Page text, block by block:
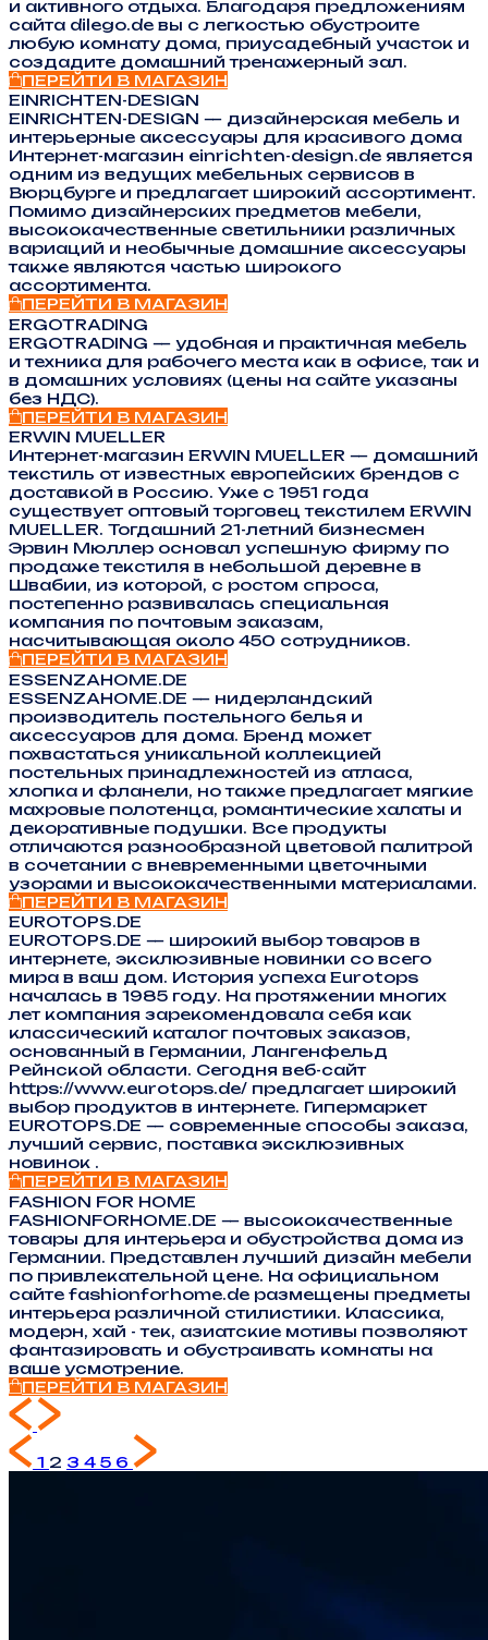
и активного отдыха. Благодаря предложениям
сайта dilego.de вы с легкостью обустроите
любую комнату дома, приусадебный участок и
создадите домашний тренажерный зал.
ПЕРЕЙТИ В МАГАЗИН
EINRICHTEN-DESIGN
EINRICHTEN-DESIGN — дизайнерская мебель и
интерьерные аксессуары для красивого дома
Интернет-магазин einrichten-design.de является
одним из ведущих мебельных сервисов в
Вюрцбурге и предлагает широкий ассортимент.
Помимо дизайнерских предметов мебели,
высококачественные светильники различных
вариаций и необычные домашние аксессуары
также являются частью широкого
ассортимента.
ПЕРЕЙТИ В МАГАЗИН
ERGOTRADING
ERGOTRADING — удобная и практичная мебель
и техника для рабочего места как в офисе, так и
в домашних условиях (цены на сайте указаны
без НДС).
ПЕРЕЙТИ В МАГАЗИН
ERWIN MUELLER
Интернет-магазин ERWIN MUELLER — домашний
текстиль от известных европейских брендов с
доставкой в Россию. Уже с 1951 года
существует оптовый торговец текстилем ERWIN
MUELLER. Тогдашний 21-летний бизнесмен
Эрвин Мюллер основал успешную фирму по
продаже текстиля в небольшой деревне в
Швабии, из которой, с ростом спроса,
постепенно развивалась специальная
компания по почтовым заказам,
насчитывающая около 450 сотрудников.
ПЕРЕЙТИ В МАГАЗИН
ESSENZAHOME.DE
ESSENZAHOME.DE — нидерландский
производитель постельного белья и
аксессуаров для дома. Бренд может
похвастаться уникальной коллекцией
постельных принадлежностей из атласа,
хлопка и фланели, но также предлагает мягкие
махровые полотенца, романтические халаты и
декоративные подушки. Все продукты
отличаются разнообразной цветовой палитрой
в сочетании с вневременными цветочными
узорами и высококачественными материалами.
ПЕРЕЙТИ В МАГАЗИН
EUROTOPS.DE
EUROTOPS.DE — широкий выбор товаров в
интернете, эксклюзивные новинки со всего
мира в ваш дом. История успеха Eurotops
началась в 1985 году. На протяжении многих
лет компания зарекомендовала себя как
классический каталог почтовых заказов,
основанный в Германии, Лангенфельд
Рейнской области. Сегодня веб-сайт
https://www.eurotops.de/ предлагает широкий
выбор продуктов в интернете. Гипермаркет
EUROTOPS.DE — современные способы заказа,
лучший сервис, поставка эксклюзивных
новинок .
ПЕРЕЙТИ В МАГАЗИН
FASHION FOR HOME
FASHIONFORHOME.DE — высококачественные
товары для интерьера и обустройства дома из
Германии. Представлен лучший дизайн мебели
по привлекательной цене. На официальном
сайте fashionforhome.de размещены предметы
интерьера различной стилистики. Классика,
модерн, хай - тек, азиатские мотивы позволяют
фантазировать и обустраивать комнаты на
ваше усмотрение.
ПЕРЕЙТИ В МАГАЗИН
1 2 3 4 5 6